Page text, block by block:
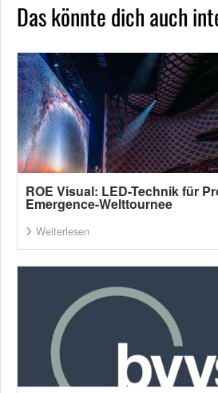
Das könnte dich auch
ROE Visual: LED-Technik für
Emergence-Welttournee
Weiterlesen